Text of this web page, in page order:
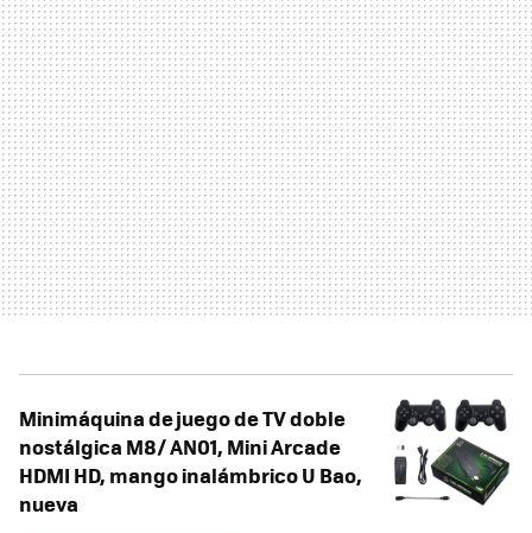
Minimáquina de juego de TV doble
nostálgica M8/ AN01, Mini Arcade
HDMI HD, mango inalámbrico U Bao,
nueva